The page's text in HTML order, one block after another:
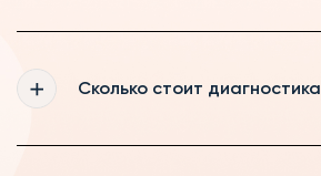
клиентам и пенсионерам
Сколько стоит диагностика